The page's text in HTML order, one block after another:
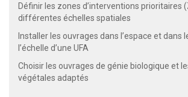
Définir les zones d’interventions prioritaires
différentes échelles spatiales
Installer les ouvrages dans l’espace et dans
l’échelle d’une UFA
Choisir les ouvrages de génie biologique et
végétales adaptés